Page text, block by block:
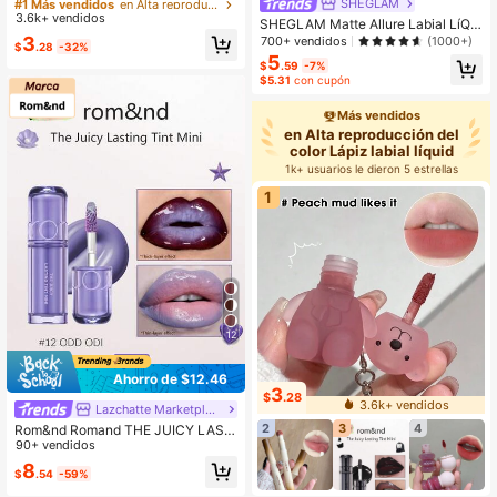
quido mate de acabado sedoso, pig
K
¡Casi agotado!
¡Casi agotado!
#1 Más vendidos
en Alta reproducción del color Lápiz labial líquid
3.6k+ vendidos
$3.28 -32%
12
Ahorro de $12.46
Lazchatte Marketplace
Rom&nd Romand THE JUICY LASTI
NG TINT MINI 12 ODD ODI 1g/0.04
Oz, Acabado Brillante Jugoso, Alta
Pigmentación, Larga Duración, Lige
90+ vendidos
$8.54 -59%
SHEGLAM Matte Allure Labial LíQui
do-Liftoff Lip Combo Marca De Bell
eza CosméTica Maquillaje Para Mu
jeres Y NiñAs
700+ vendidos (1000+)
$5.59 -7%
$5.31 con cupón
Más vendidos
en Alta reproducción del
color Lápiz labial líquid
1k+ usuarios le dieron 5 estrellas
1
$3.28
3.6k+ vendidos
2
3 4